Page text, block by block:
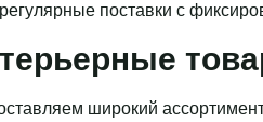
поставки с
широкий